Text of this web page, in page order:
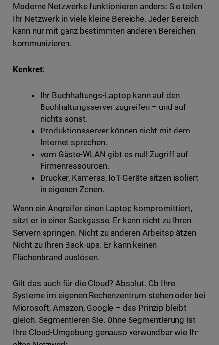
Moderne Netzwerke funktionieren anders: Sie teilen
Ihr Netzwerk in viele kleine Bereiche. Jeder Bereich
kann nur mit ganz bestimmten anderen Bereichen
kommunizieren.
Konkret:
Ihr Buchhaltungs-Laptop kann auf den
Buchhaltungsserver zugreifen – und auf
nichts sonst.
Produktionsserver können nicht mit dem
Internet sprechen.
vom Gäste-WLAN gibt es null Zugriff auf
Firmenressourcen.
Drucker, Kameras, IoT-Geräte sitzen isoliert
in eigenen Zonen.
Wenn ein Angreifer einen Laptop kompromittiert,
sitzt er in einer Sackgasse. Er kann nicht zu Ihren
Servern springen. Nicht zu anderen Arbeitsplätzen.
Nicht zu Ihren Back-ups. Er kann keinen
Flächenbrand auslösen.
Gilt das auch für die Cloud? Absolut. Ob Ihre
Systeme im eigenen Rechenzentrum stehen oder bei
Microsoft, Amazon, Google – das Prinzip bleibt
gleich. Segmentieren Sie. Ohne Segmentierung ist
Ihre Cloud-Umgebung genauso verwundbar wie Ihr